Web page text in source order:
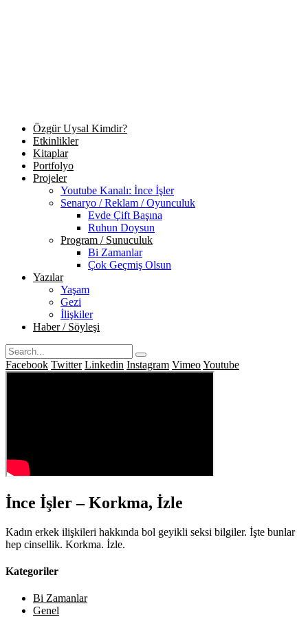
Özgür Uysal Kimdir?
Etkinlikler
Kitaplar
Portfolyo
Projeler
Youtube Kanalı: İnce İşler
Senaryo / Reklam / Oyunculuk
Evde Çift Başına
Ruhun Doysun
Program / Sunuculuk
Bi Zamanlar
Çok Geçmiş Olsun
Yazılar
Yaşam
Gezi
İlişkiler
Haber / Söyleşi
Facebook Twitter Linkedin Instagram VimeoYoutube
İnce İşler – Korkma, İzle
Kadın erkek ilişkileri hakkında bol geyikli seksi bilgiler. İşte bunlar
hep cinsellik. Korkma. İzle.
Kategoriler
Bi Zamanlar
Genel